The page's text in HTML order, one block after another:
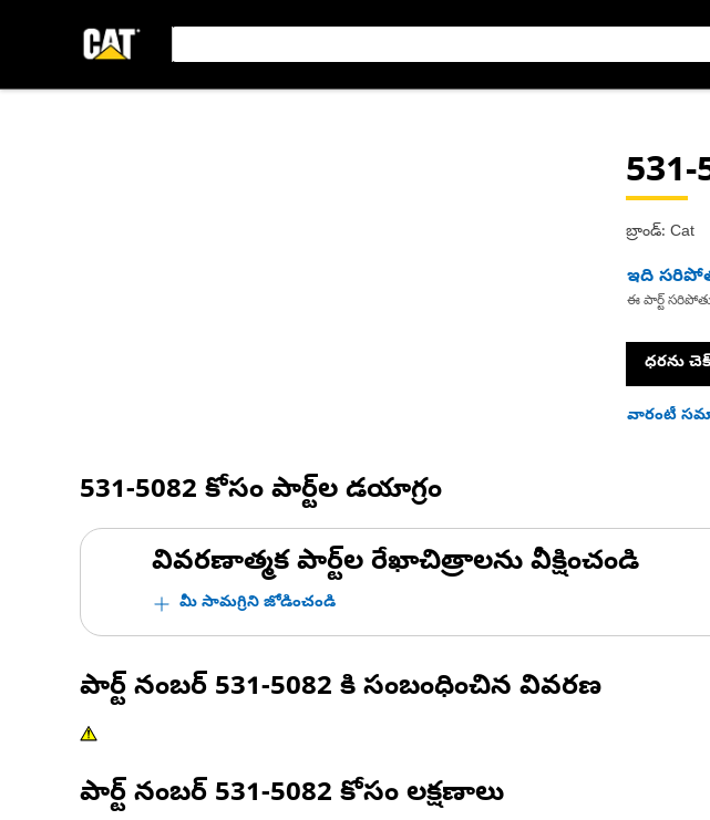
531-
బ్రాండ్: Cat
ఇది
ఈ పార్ట్
ధరను
వారంటీ
531-5082 కోసం పార్ట్‌ల డయాగ్రం
వివరణాత్మక పార్ట్‌ల రేఖాచిత్రాలను వీక్షించండి
మీ సామగ్రిని జోడించండి
పార్ట్ నంబర్ 531-5082 కి సంబంధించిన వివరణ
పార్ట్ నంబర్ 531-5082 కోసం లక్షణాలు